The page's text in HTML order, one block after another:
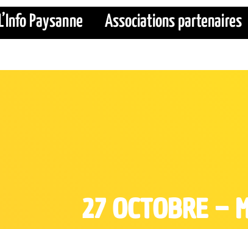
L’Info Paysanne Associations partenaires
27 OCTOBRE –